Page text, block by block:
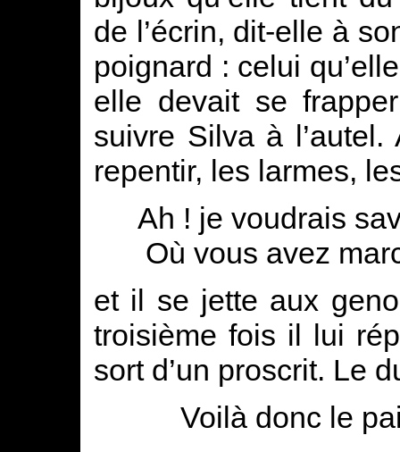
de l’écrin, dit-elle à
poignard : celui
elle devait se
suivre Silva à
repentir, les larmes,
Ah ! je voudrais
Où vous avez
et il se jette aux
troisième fois il lui
sort d’un proscrit. Le
Voilà donc le